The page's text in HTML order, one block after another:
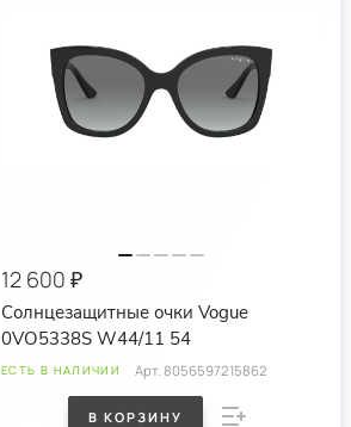
12 600 ₽
Солнцезащитные очки Vogue
0VO5338S W44/11 54
ЕСТЬ В НАЛИЧИИ Арт.8056597215862
В КОРЗИНУ